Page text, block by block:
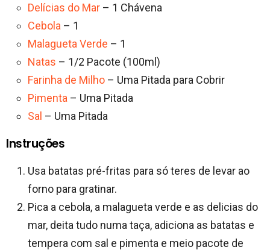
Delícias do Mar – 1 Chávena
Cebola – 1
Malagueta Verde – 1
Natas – 1/2 Pacote (100ml)
Farinha de Milho – Uma Pitada para Cobrir
Pimenta – Uma Pitada
Sal – Uma Pitada
Instruções
Usa batatas pré-fritas para só teres de levar ao
forno para gratinar.
Pica a cebola, a malagueta verde e as delicias do
mar, deita tudo numa taça, adiciona as batatas e
tempera com sal e pimenta e meio pacote de